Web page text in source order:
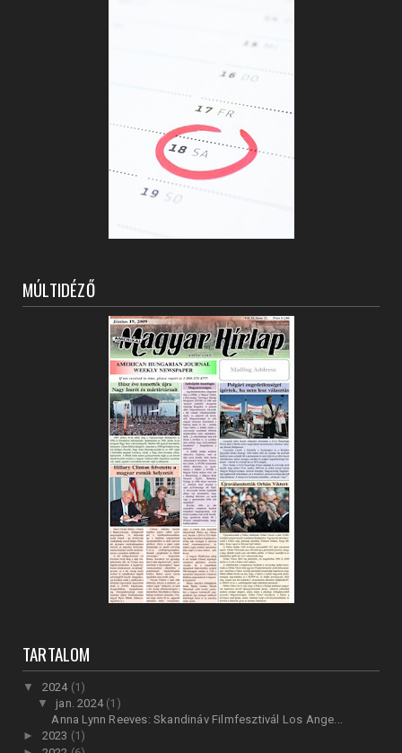
MÚLTIDÉZŐ
TARTALOM
▼ 2024 (1)
▼ jan. 2024 (1)
Anna Lynn Reeves: Skandináv Filmfesztivál Los Ange...
► 2023 (1)